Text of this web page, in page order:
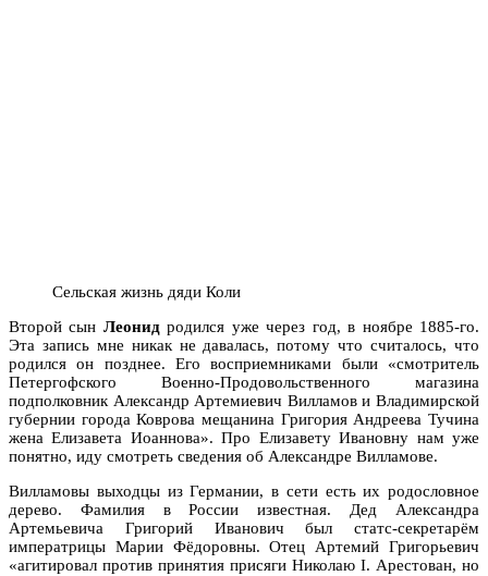
Сельская жизнь дяди Коли
Второй сын Леонидродился уже через год, в ноябре 1885-го.
Эта запись мне никак не давалась, потому что считалось, что
родился он позднее. Его восприемниками были «смотритель
Петергофского Военно-Продовольственного магазина
подполковник Александр Артемиевич Вилламов и Владимирской
губернии города Коврова мещанина Григория Андреева Тучина
жена Елизавета Иоаннова». Про Елизавету Ивановну нам уже
понятно, иду смотреть сведения об Александре Вилламове.
Вилламовы выходцы из Германии, в сети есть их родословное
дерево. Фамилия в России известная. Дед Александра
Артемьевича Григорий Иванович был статс-секретарём
императрицы Марии Фёдоровны. Отец Артемий Григорьевич
«агитировал против принятия присяги Николаю I. Арестован, но